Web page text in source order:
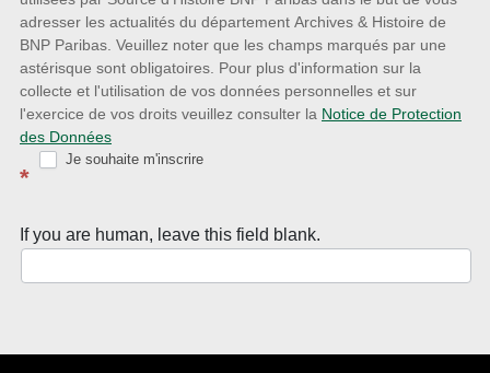
avec
la
Newsletter
Source
d’Histoire
adresser les actualités du département Archives & Histoire de
BNP Paribas. Veuillez noter que les champs marqués par une
astérisque sont obligatoires. Pour plus d'information sur la
collecte et l'utilisation de vos données personnelles et sur
l'exercice de vos droits veuillez consulter la Notice de Protection
des Données
*
Je souhaite m'inscrire
If you are human, leave this field blank.